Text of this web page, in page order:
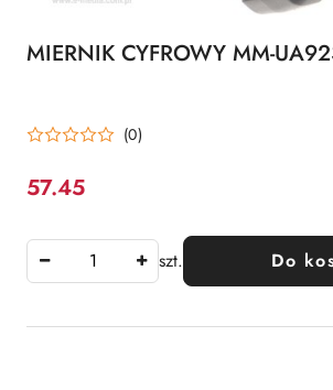
MIERNIK CYFROWY MM-
(0)
Cena:
57.45
szt. Do